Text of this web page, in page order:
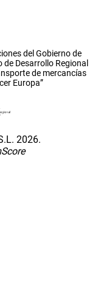
del Gobierno de
Desarrollo Regional
de mercancías
Europa”
2026.